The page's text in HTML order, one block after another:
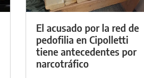
El acusado por la red de
pedofilia en Cipolletti
tiene antecedentes por
narcotráfico